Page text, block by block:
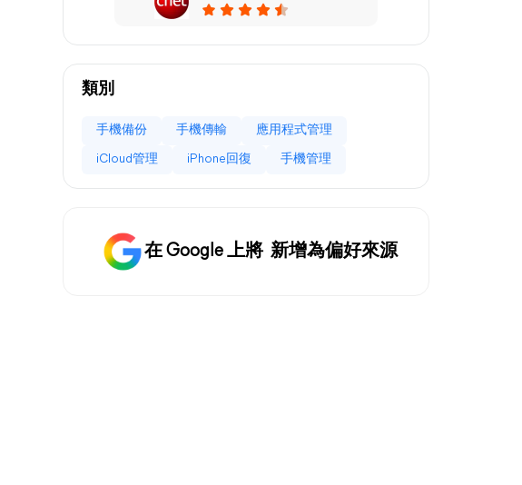
類別
手機備份 手機傳輸 應用程式管理
iCloud管理 iPhone回復 手機管理
在 Google 上將 新增為偏好來源